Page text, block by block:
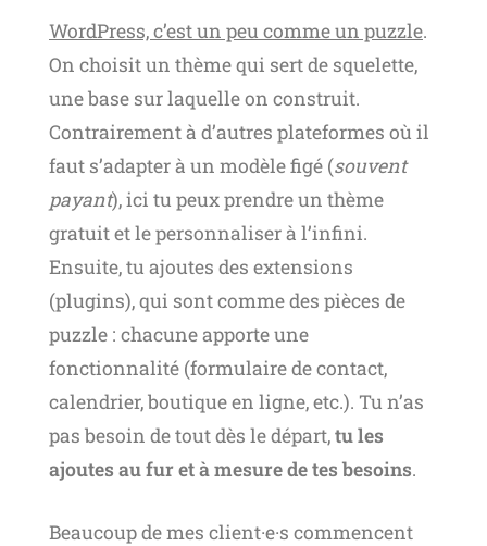
WordPress, c’est un peu comme un puzzle.
On choisit un thème qui sert de squelette,
une base sur laquelle on construit.
Contrairement à d’autres plateformes où il
faut s’adapter à un modèle figé (souvent
payant), ici tu peux prendre un thème
gratuit et le personnaliser à l’infini.
Ensuite, tu ajoutes des extensions
(plugins), qui sont comme des pièces de
puzzle : chacune apporte une
fonctionnalité (formulaire de contact,
calendrier, boutique en ligne, etc.). Tu n’as
pas besoin de tout dès le départ,tu les
ajoutes au fur et à mesure de tes besoins.
Beaucoup de mes client·e·s commencent